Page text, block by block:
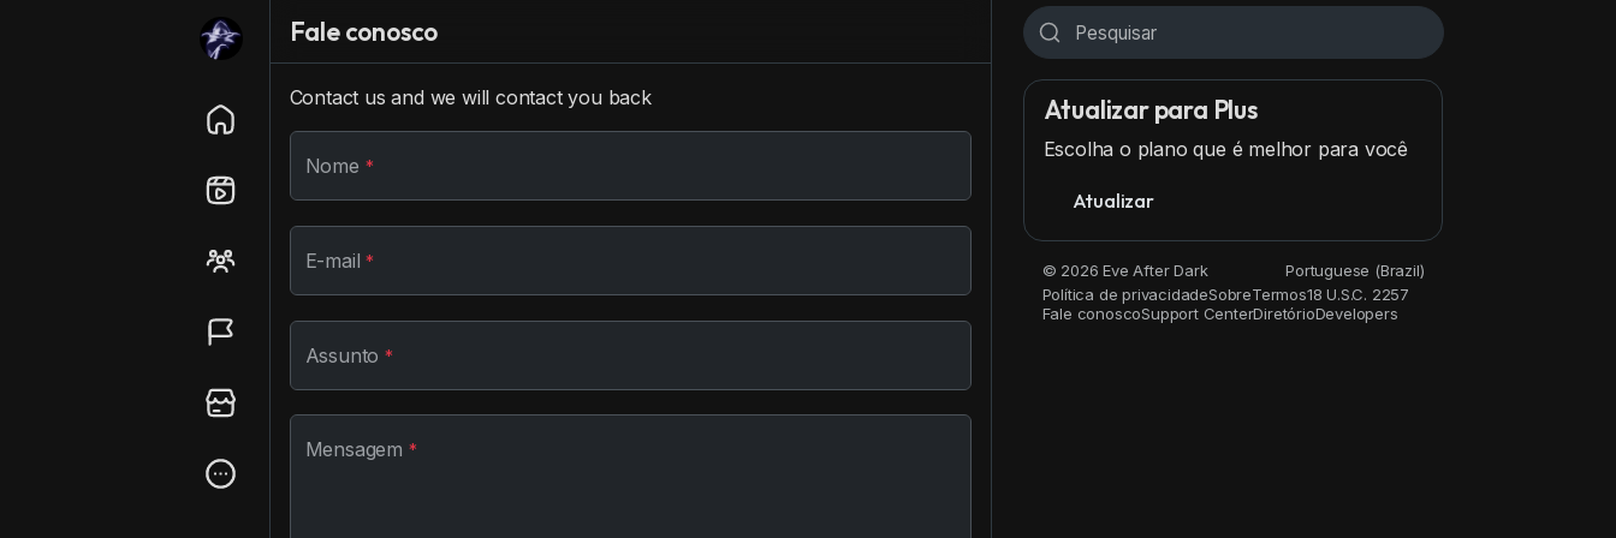
Fale conosco
Contact us and we will contact you back
Nome *
E-mail*
Assunto *
Mensagem *
Atualizar para Plus
Escolha o plano que é melhor para você
Atualizar
© 2026 Eve After Dark
Portuguese (Brazil)
Política de privacidadeSobreTermos18 U.S.C. 2257
Fale conoscoSupport CenterDiretórioDevelopers